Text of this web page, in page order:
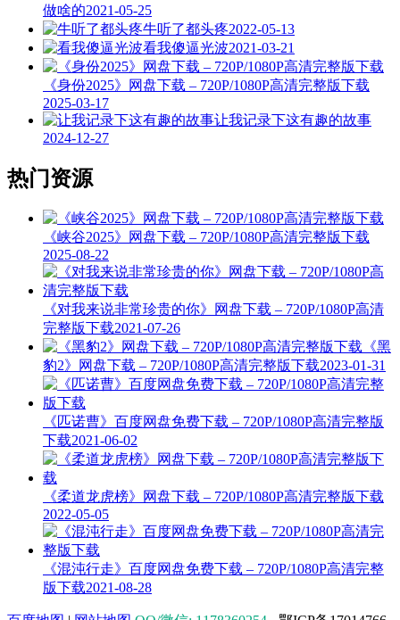
做啥的2021-05-25
牛听了都头疼2022-05-13
看我傻逼光波2021-03-21
《身份2025》网盘下载 – 720P/1080P高清完整版下载
2025-03-17
让我记录下这有趣的故事
2024-12-27
热门资源
《峡谷2025》网盘下载 – 720P/1080P高清完整版下载
2025-08-22
《对我来说非常珍贵的你》网盘下载 – 720P/1080P高清
完整版下载2021-07-26
《黑
豹2》网盘下载 – 720P/1080P高清完整版下载2023-01-31
《匹诺曹》百度网盘免费下载 – 720P/1080P高清完整版
下载2021-06-02
《柔道龙虎榜》网盘下载 – 720P/1080P高清完整版下载
2022-05-05
《混沌行走》百度网盘免费下载 – 720P/1080P高清完整
版下载2021-08-28